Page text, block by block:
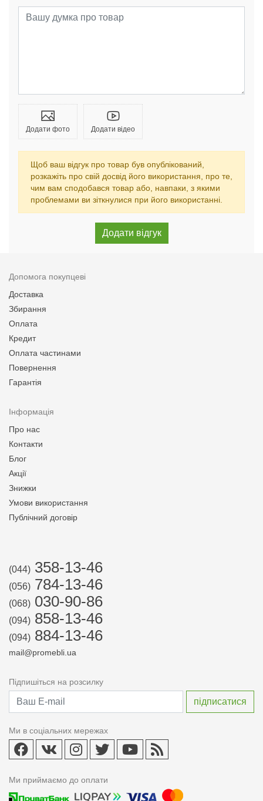
Додати фото Додати відео
Щоб ваш відгук про товар був опублікований,
розкажіть про свій досвід його використання, про те,
чим вам сподобався товар або, навпаки, з якими
проблемами ви зіткнулися при його використанні.
Допомога покупцеві
Доставка
Збирання
Оплата
Кредит
Оплата частинами
Повернення
Гарантія
Інформація
Про нас
Контакти
Блог
Акції
Знижки
Умови використання
Публічний договір
(044) 358-13-46
(056) 784-13-46
(068) 030-90-86
(094) 858-13-46
(094) 884-13-46
mail@promebli.ua
Підпишіться на розсилку
Ми в соціальних мережах
Ми приймаємо до оплати